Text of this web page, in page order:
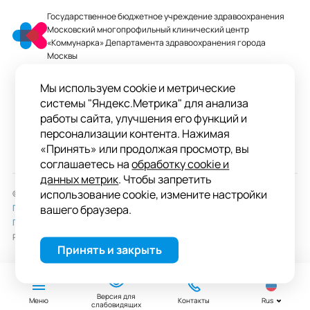
Меню
Версия для
слабовидящих
Контакты Rus
Государственное бюджетное учреждение здравоохранения
Московский многопрофильный клинический центр
«Коммунарка» Департамента здравоохранения города
Москвы
+7 495 744-07-03
Колл-центр работает до 20:00
ул. Сосенский Стан, д. 8, п. Коммунарка
вн.тер.г. поселение Сосенское, Москва
© 2026 ГБУЗ «ММКЦ «Коммунарка» ДЗМ»
Пользовательское соглашение
Политика обработки персональных данных
Разработка сайта —студия «Сибирикс»
Мы используем cookie и метрические
системы "Яндекс.Метрика" для анализа
работы сайта, улучшения его функций и
персонализации контента. Нажимая
«Принять» или продолжая просмотр, вы
соглашаетесь наобработку cookie и
данных метрик. Чтобы запретить
использование cookie, измените настройки
вашего браузера.
Принять и закрыть